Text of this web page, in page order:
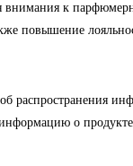
к
повышение
о